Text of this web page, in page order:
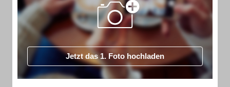
Jetzt das 1. Foto hochladen